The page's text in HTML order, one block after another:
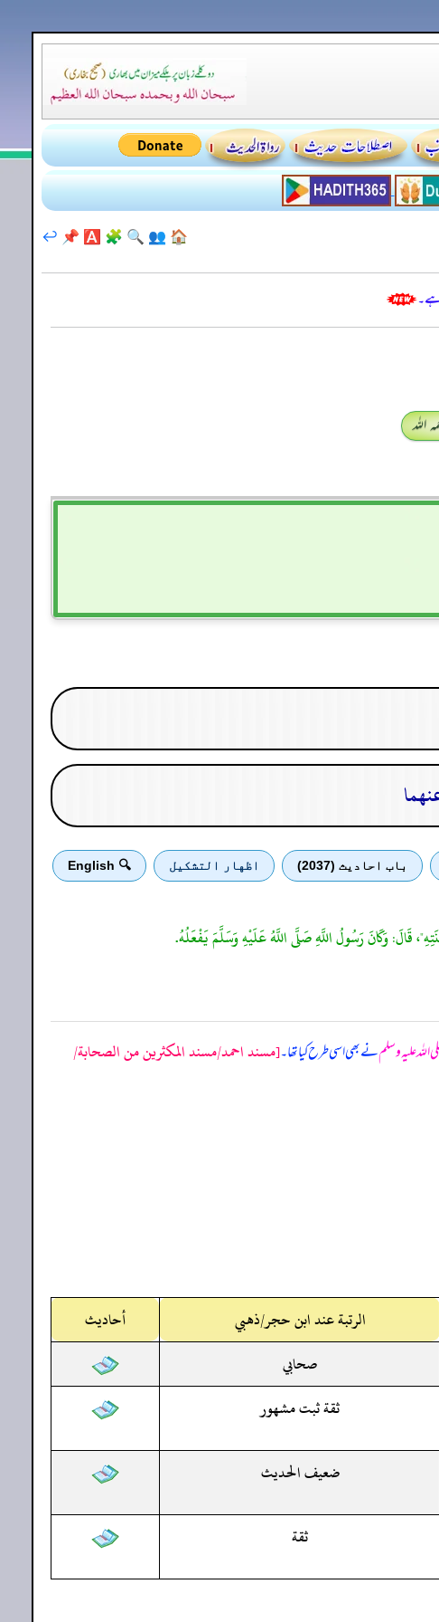
🏠
👥
🔍
🧩
🅰️
📌
↩️
ہے۔
اللہ
باب احادیث (2037) اظهار التشكيل 🔍 English
قَالَ: وَكَانَ رَسُولُ اللَّهِ صَلَّى اللَّهُ عَلَيْهِ وَسَلَّمَ يَفْعَلُهُ.
اللہ علیہ وسلمنے بھی اسی طرح کیا تھا۔[مسند احمد/مسند المكثرين من الصحابة/
الرتبة عند ابن حجر/ذهبي
أحاديث
صحابي
ثقة ثبت مشهور
ضعيف الحديث
ثقة